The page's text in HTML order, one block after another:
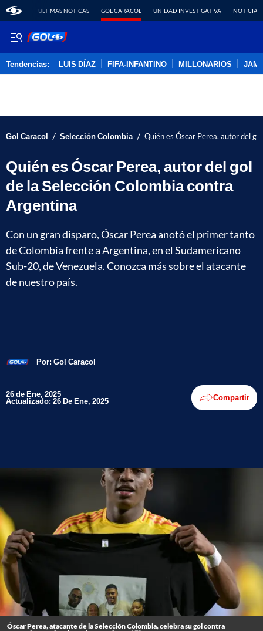
ÚLTIMAS NOTICAS GOL CARACOL UNIDAD INVESTIGATIVA NOTICIAS
Tendencias: LUIS DÍAZ FIFA-INFANTINO MILLONARIOS
Gol Caracol / Selección Colombia / Quién es Óscar Perea, autor del
Quién es Óscar Perea, autor del gol
de la Selección Colombia contra
Argentina
Con un gran disparo, Óscar Perea anotó el primer tanto
de Colombia frente a Argentina, en el Sudamericano
Sub-20, de Venezuela. Conozca más sobre el atacante
de nuestro país.
Por: Gol Caracol
26 de Ene, 2025
Actualizado: 26 De Ene, 2025 Compartir
Óscar Perea, atacante de la Selección Colombia, celebra su gol contra